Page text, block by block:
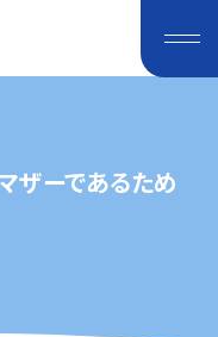
ザーであるため